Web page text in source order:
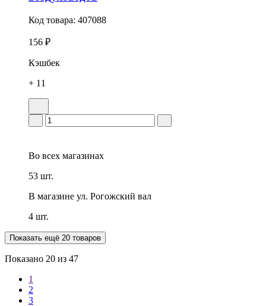
Код товара: 407088
156 ₽
Кэшбек
+ 11
Во всех магазинах
53 шт.
В магазине ул. Рогожский вал
4 шт.
Показать ещё 20 товаров
Показано 20 из 47
1
2
3